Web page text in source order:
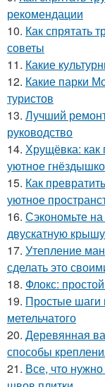
рекомендации
10. Как спрятать
советы
11. Какие
12. Какие парки
туристов
13. Лучший
руководство
14. Хрущёвка: как
уютное гнёздышко
15. Как
уютное
16. Сэкономьте
двускатную
17. Утепление
сделать это
18. Флокс:
19. Простые шаги
метельчатого
20. Деревянная
способы
21. Все, что нужно